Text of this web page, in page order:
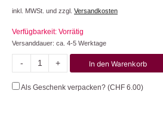
inkl. MWSt. und zzgl. Versandkosten
Verfügbarkeit: Vorrätig
Versanddauer: ca. 4-5 Werktage
-
Mango
+ In den Warenkorb
Als Geschenk verpacken? (CHF 6.00)